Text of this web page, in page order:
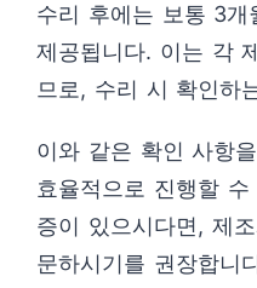
수리 후에는 보통 3개
제공됩니다. 이는 각
므로, 수리 시 확인하
이와 같은 확인 사항
효율적으로 진행할
증이 있으시다면, 제
문하시기를 권장합니